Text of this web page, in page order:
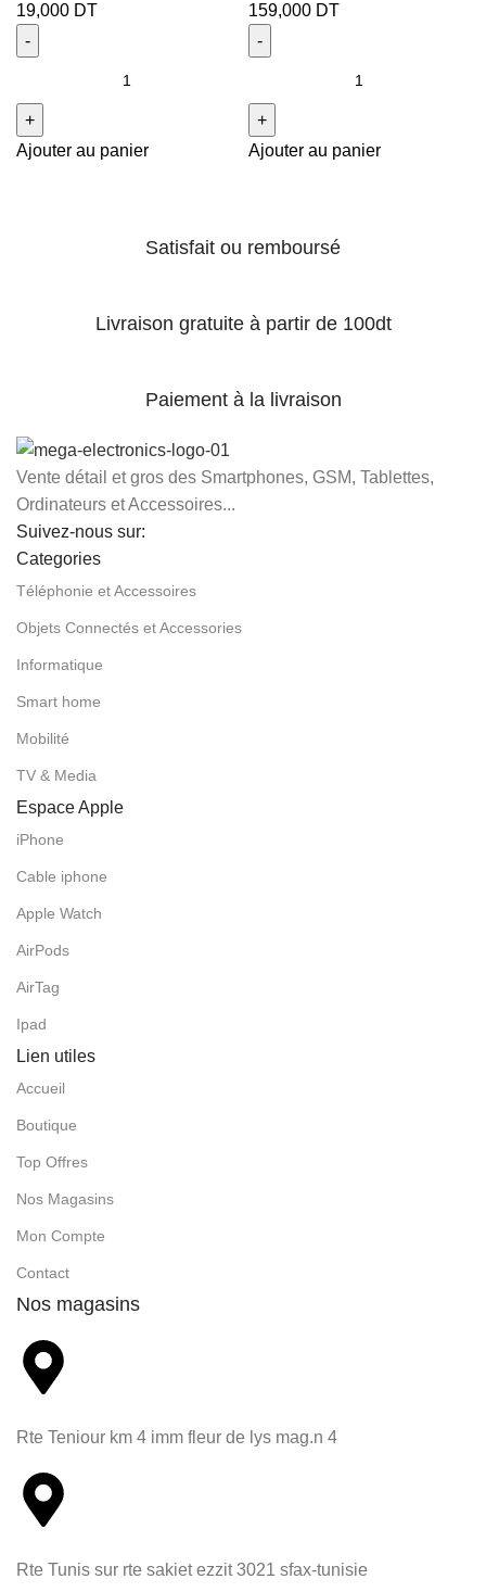
19,000 DT
Ajouter au panier
159,000 DT
Ajouter au panier
Satisfait ou remboursé
Livraison gratuite à partir de 100dt
Paiement à la livraison
Vente détail et gros des Smartphones, GSM, Tablettes,
Ordinateurs et Accessoires...
Suivez-nous sur:
Categories
Téléphonie et Accessoires
Objets Connectés et Accessories
Informatique
Smart home
Mobilité
TV & Media
Espace Apple
iPhone
Cable iphone
Apple Watch
AirPods
AirTag
Ipad
Lien utiles
Accueil
Boutique
Top Offres
Nos Magasins
Mon Compte
Contact
Nos magasins
Rte Teniour km 4 imm fleur de lys mag.n 4
Rte Tunis sur rte sakiet ezzit 3021 sfax-tunisie